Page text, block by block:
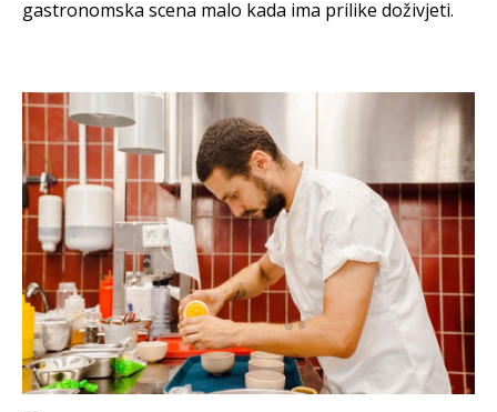
gastronomska scena malo kada ima prilike doživjeti.